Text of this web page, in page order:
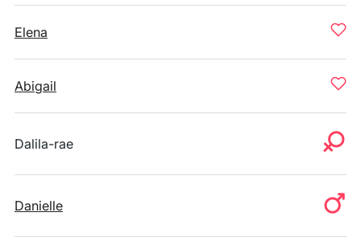
Elena
Abigail
Dalila-rae
Danielle